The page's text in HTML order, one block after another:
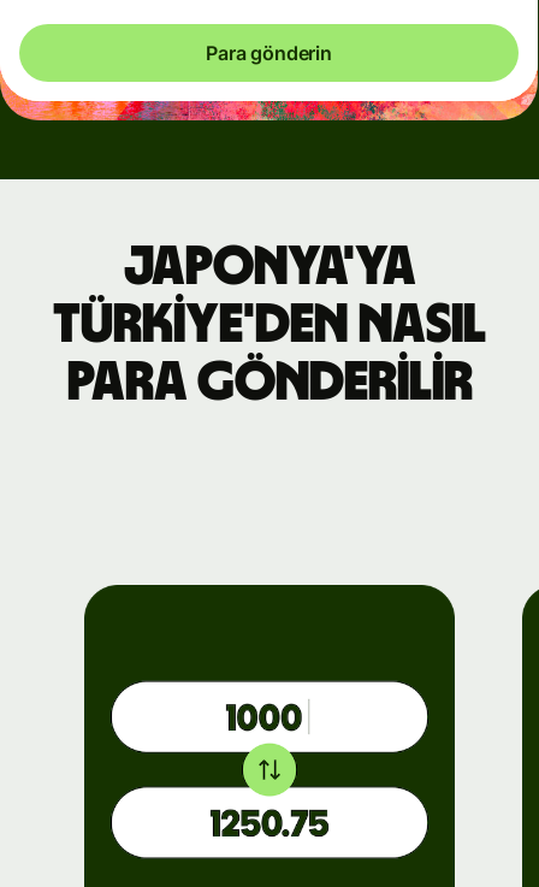
Para gönderin
Japonya'ya
Türkiye'den nasıl
para gönderilir